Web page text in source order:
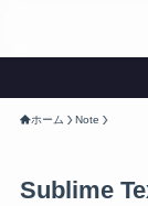
ホーム Note
Sublime